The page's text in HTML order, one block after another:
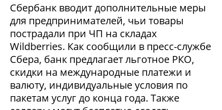
Сбербанк вводит дополнительные меры
для предпринимателей, чьи товары
пострадали при ЧП на складах
Wildberries. Как сообщили в пресс-службе
Сбера, банк предлагает льготное РКО,
скидки на международные платежи и
валюту, индивидуальные условия по
пакетам услуг до конца года. Также